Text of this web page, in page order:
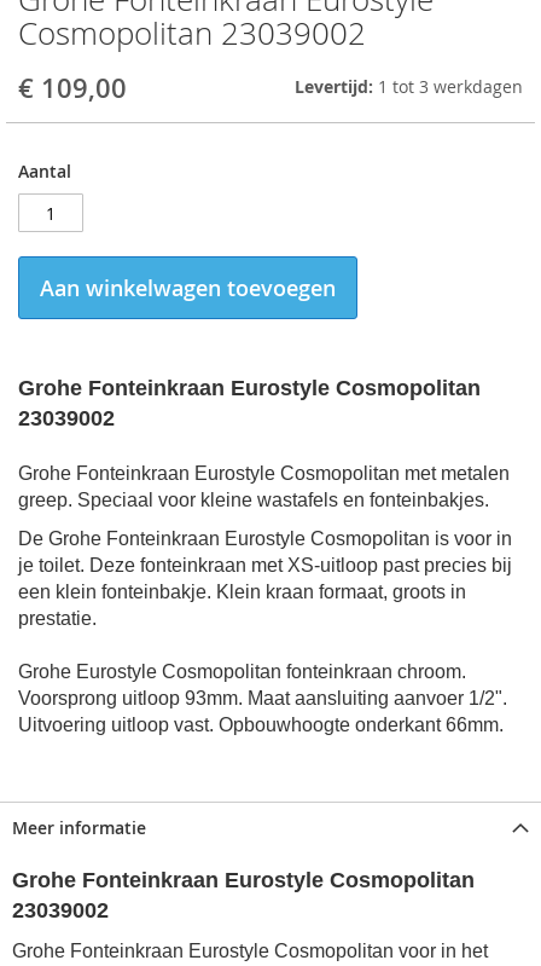
Cosmopolitan 23039002
€ 109,00 Levertijd: 1 tot 3 werkdagen
Aantal
Aan winkelwagen toevoegen
Grohe Fonteinkraan Eurostyle Cosmopolitan
23039002
Grohe Fonteinkraan Eurostyle Cosmopolitan met metalen
greep. Speciaal voor kleine wastafels en fonteinbakjes.
De Grohe Fonteinkraan Eurostyle Cosmopolitan is voor in
je toilet. Deze fonteinkraan met XS-uitloop past precies bij
een klein fonteinbakje. Klein kraan formaat, groots in
prestatie.
Grohe Eurostyle Cosmopolitan fonteinkraan chroom.
Voorsprong uitloop 93mm. Maat aansluiting aanvoer 1/2".
Uitvoering uitloop vast. Opbouwhoogte onderkant 66mm.
to
the
of
gallery
Meer informatie
Grohe Fonteinkraan Eurostyle Cosmopolitan
23039002
Grohe Fonteinkraan Eurostyle Cosmopolitan voor in het